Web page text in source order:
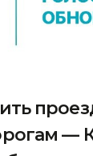
—